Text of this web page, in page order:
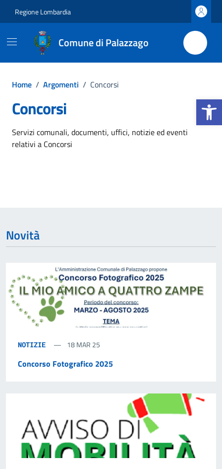
Apri la
Regione Lombardia
Comune di Palazzago
Home / Argomenti / Concorsi
Concorsi
Dettagli dell'argomento
Servizi comunali, documenti, uffici, notizie ed eventi
relativi a Concorsi
Novità
NOTIZIE 18 MAR 25
Concorso Fotografico 2025